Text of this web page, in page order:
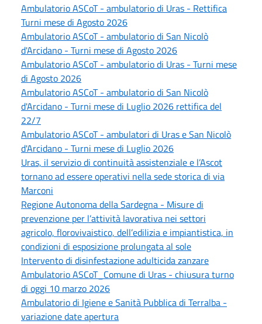
Ambulatorio ASCoT - ambulatorio di Uras - Rettifica
Turni mese di Agosto 2026
Ambulatorio ASCoT - ambulatorio di San Nicolò
d'Arcidano - Turni mese di Agosto 2026
Ambulatorio ASCoT - ambulatorio di Uras - Turni mese
di Agosto 2026
Ambulatorio ASCoT - ambulatorio di San Nicolò
d'Arcidano - Turni mese di Luglio 2026 rettifica del
22/7
Ambulatorio ASCoT - ambulatori di Uras e San Nicolò
d'Arcidano - Turni mese di Luglio 2026
Uras, il servizio di continuità assistenziale e l’Ascot
tornano ad essere operativi nella sede storica di via
Marconi
Regione Autonoma della Sardegna - Misure di
prevenzione per l’attività lavorativa nei settori
agricolo, florovivaistico, dell’edilizia e impiantistica, in
condizioni di esposizione prolungata al sole
Intervento di disinfestazione adulticida zanzare
Ambulatorio ASCoT_Comune di Uras - chiusura turno
di oggi 10 marzo 2026
Ambulatorio di Igiene e Sanità Pubblica di Terralba -
variazione date apertura